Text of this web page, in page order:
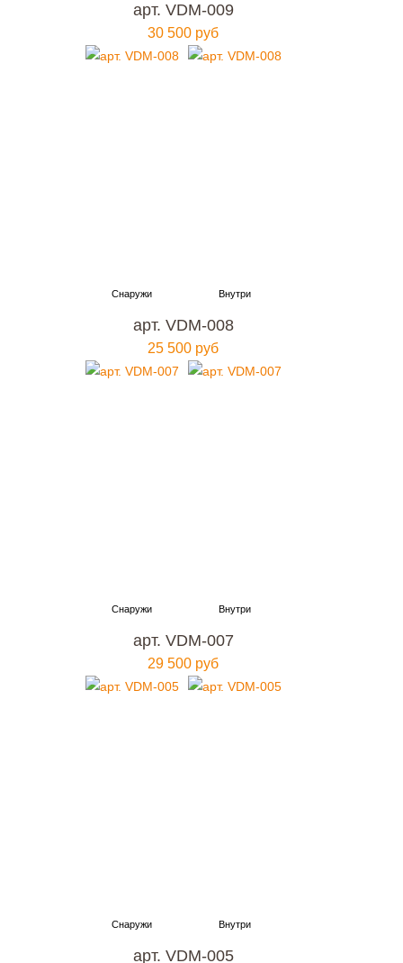
арт. VDM-009
30 500 руб
арт. VDM-008
25 500 руб
арт. VDM-007
29 500 руб
арт. VDM-005